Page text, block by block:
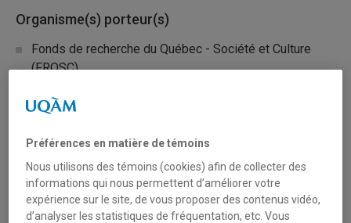
Organisme(s) porteur(s)
Fonds de recherche du Québec - Société et Culture
(FRQSC)
Ministère de la Sécurité publique
Type de financement
Préférences en matière de témoins
Nous utilisons des témoins (cookies) afin de collecter des
informations qui nous permettent d’améliorer votre
expérience sur le site, de vous proposer des contenus vidéo,
d’analyser les statistiques de fréquentation, etc. Vous